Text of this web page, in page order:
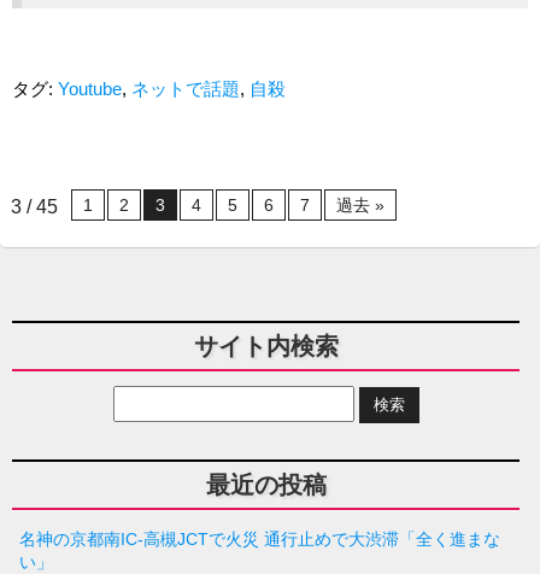
タグ: Youtube, ネットで話題, 自殺
3 / 45 1 2 3 4 5 6 7 過去 »
サイト内検索
最近の投稿
名神の京都南IC-高槻JCTで火災 通行止めで大渋滞「全く進まな
い」